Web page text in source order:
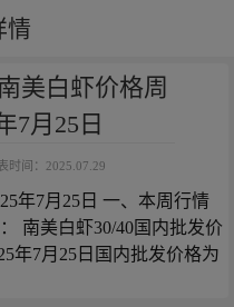
情
美白虾价格周
7月25日
时间： 2025.07.29
年7月25日 一、本周行情
南美白虾30/40国内批发价
年7月25日国内批发价格为